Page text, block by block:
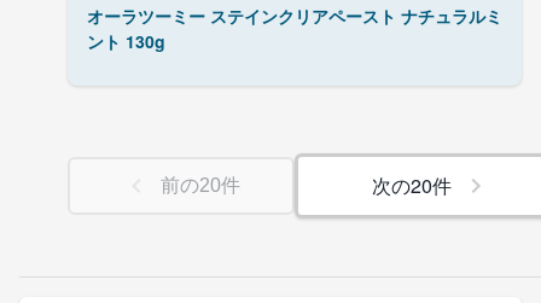
オーラツーミー ステインクリアペースト ナチュラルミ
ント 130g
前の20件 次の20件